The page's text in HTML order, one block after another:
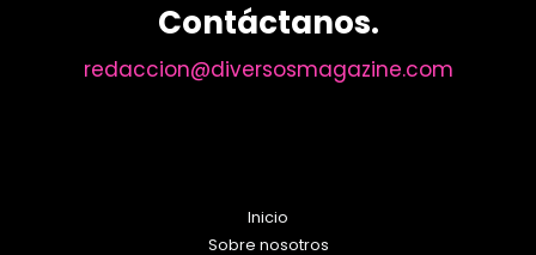
Contáctanos.
redaccion@diversosmagazine.com
Inicio
Sobre nosotros